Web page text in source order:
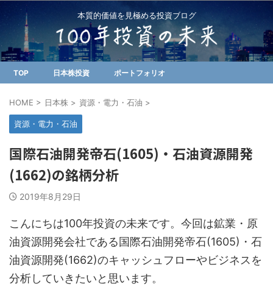
本質的価値を見極める投資ブログ
TOP 日本株投資 ポートフォリオ
HOME > 日本株 > 資源・電力・石油 >
資源・電力・石油
国際石油開発帝石(1605)・石油資源開発
(1662)の銘柄分析
2019年8月29日
こんにちは100年投資の未来です。今回は鉱業・原
油資源開発会社である国際石油開発帝石(1605)・石
油資源開発(1662)のキャッシュフローやビジネスを
分析していきたいと思います。